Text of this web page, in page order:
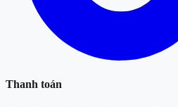
Thanh toán